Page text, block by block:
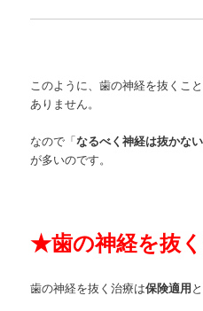
このように、歯の神経を抜くこ
ありません。
なので「なるべく神経は抜かな
が多いのです。
★歯の神経を抜
歯の神経を抜く治療は保険適用